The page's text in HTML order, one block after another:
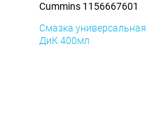
Cummins 1156667601
Смазка
ДиК 400мл